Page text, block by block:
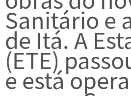
Sanitário e
de Itá. A
(ETE)
e está